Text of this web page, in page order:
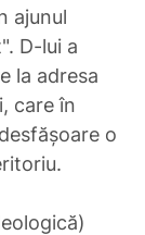
ajunul
D-lui a
la adresa
care în
o